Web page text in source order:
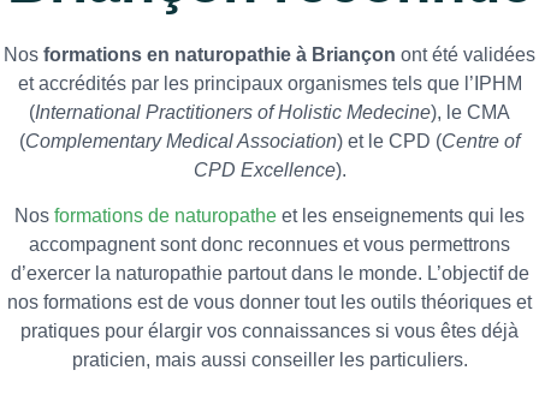
Nos formations en naturopathie à Briançon ont été validées
et accrédités par les principaux organismes tels que l’IPHM
(International Practitioners of Holistic Medecine), le CMA
(Complementary Medical Association) et le CPD (Centre of
CPD Excellence).
Nos formations de naturopathe et les enseignements qui les
accompagnent sont donc reconnues et vous permettrons
d’exercer la naturopathie partout dans le monde. L’objectif de
nos formations est de vous donner tout les outils théoriques et
pratiques pour élargir vos connaissances si vous êtes déjà
praticien, mais aussi conseiller les particuliers.